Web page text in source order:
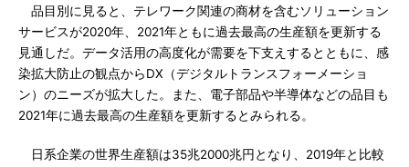
品目別に見ると、テレワーク関連の商材を含むソリューション
サービスが2020年、2021年ともに過去最高の生産額を更新する
見通しだ。データ活用の高度化が需要を下支えするとともに、感
染拡大防止の観点からDX（デジタルトランスフォーメーショ
ン）のニーズが拡大した。また、電子部品や半導体などの品目も
2021年に過去最高の生産額を更新するとみられる。
日系企業の世界生産額は35兆2000兆円となり、2019年と比較